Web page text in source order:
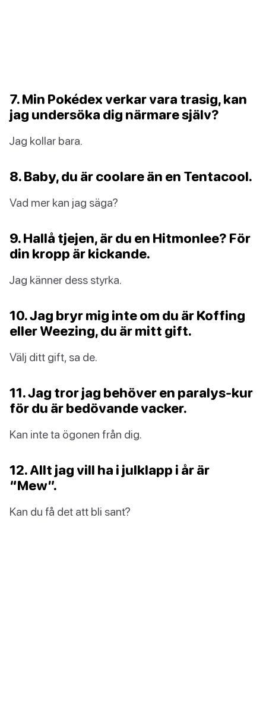
7. Min Pokédex verkar vara trasig, kan
jag undersöka dig närmare själv?
Jag kollar bara.
8. Baby, du är coolare än en Tentacool.
Vad mer kan jag säga?
9. Hallå tjejen, är du en Hitmonlee? För
din kropp är kickande.
Jag känner dess styrka.
10. Jag bryr mig inte om du är Koffing
eller Weezing, du är mitt gift.
Välj ditt gift, sa de.
11. Jag tror jag behöver en paralys-kur
för du är bedövande vacker.
Kan inte ta ögonen från dig.
12. Allt jag vill ha i julklapp i år är
“Mew”.
Kan du få det att bli sant?